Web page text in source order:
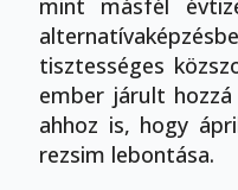
mint másfél
tisztességes
ember járult hozzá
ahhoz is, hogy
rezsim lebontása.